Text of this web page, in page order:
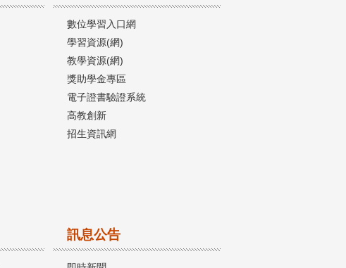
數位學習入口網
學習資源(網)
教學資源(網)
獎助學金專區
電子證書驗證系統
高教創新
招生資訊網
訊息公告